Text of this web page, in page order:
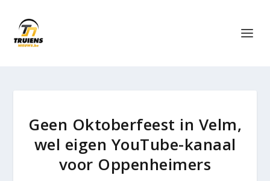
Geen Oktoberfeest in Velm,
wel eigen YouTube-kanaal
voor Oppenheimers